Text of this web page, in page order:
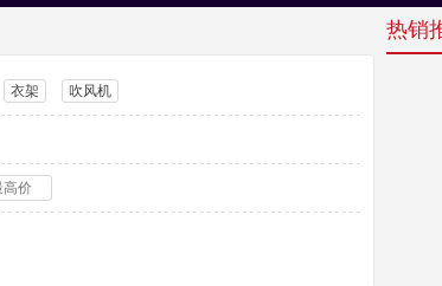
衣架 吹风机
热销